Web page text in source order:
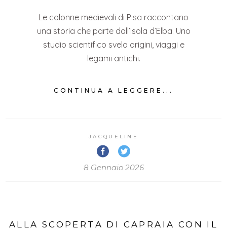
Le colonne medievali di Pisa raccontano
una storia che parte dall’Isola d’Elba. Uno
studio scientifico svela origini, viaggi e
legami antichi.
CONTINUA A LEGGERE...
JACQUELINE
8 Gennaio 2026
ALLA SCOPERTA DI CAPRAIA CON IL